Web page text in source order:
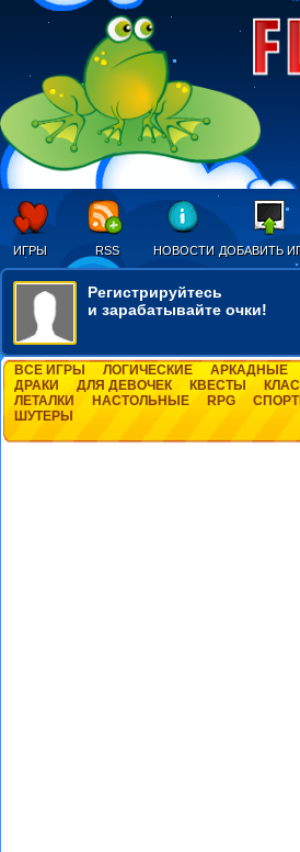
ИГРЫ RSS НОВОСТИ ДОБАВИТЬ
Регистрируйтесь
и зарабатывайте очки!
ВСЕ ИГРЫ ЛОГИЧЕСКИЕ АРКАДНЫЕ
ДРАКИ
ДЛЯ ДЕВОЧЕК КВЕСТЫ
ЛЕТАЛКИ
НАСТОЛЬНЫЕ RPG
ШУТЕРЫ